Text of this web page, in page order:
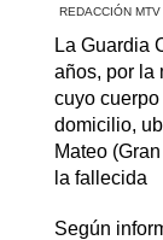
REDACCIÓN MTV
La Guardia
años, por la
cuyo
domicilio,
Mateo
la fallecida
Según